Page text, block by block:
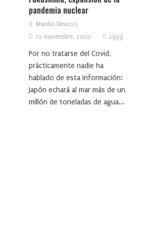
‎pandemia nuclear
Manlio Dinucci
12 noviembre, 2020
2939
Por no tratarse del Covid,
prácticamente nadie ha
hablado de esta información:
Japón echará ‎al mar más de un
millón de toneladas de agua...